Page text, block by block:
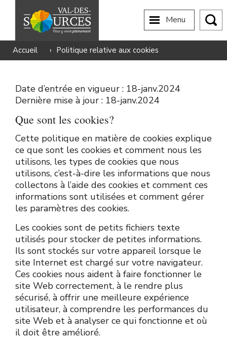
Menu
Accueil › Politique relative aux cookies
Date d’entrée en vigueur : 18-janv.2024
Dernière mise à jour : 18-janv.2024
Que sont les cookies?
Cette politique en matière de cookies explique
ce que sont les cookies et comment nous les
utilisons, les types de cookies que nous
utilisons, c’est-à-dire les informations que nous
collectons à l’aide des cookies et comment ces
informations sont utilisées et comment gérer
les paramètres des cookies.
Les cookies sont de petits fichiers texte
utilisés pour stocker de petites informations.
Ils sont stockés sur votre appareil lorsque le
site Internet est chargé sur votre navigateur.
Ces cookies nous aident à faire fonctionner le
site Web correctement, à le rendre plus
sécurisé, à offrir une meilleure expérience
utilisateur, à comprendre les performances du
site Web et à analyser ce qui fonctionne et où
il doit être amélioré.